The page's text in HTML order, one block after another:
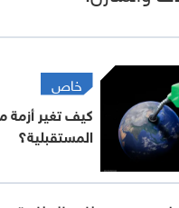
خاص
كيف تغير
المستقبلية؟